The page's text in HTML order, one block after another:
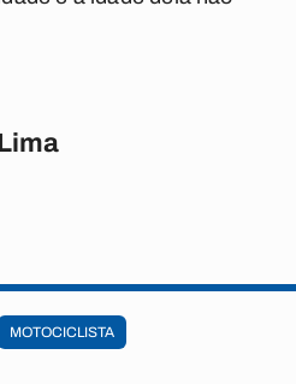
MOTOCICLISTA